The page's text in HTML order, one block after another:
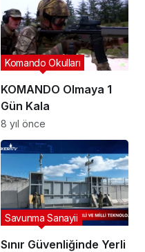
KOMANDO Olmaya 1
Gün Kala
Komando Okulları
8 yıl önce
Sınır Güvenliğinde Yerli
Savunma Sanayii